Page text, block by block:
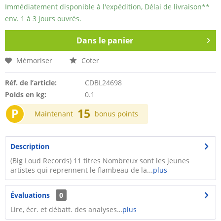
Immédiatement disponible à l'expédition, Délai de livraison**
env. 1 à 3 jours ouvrés.
Dans le panier
Mémoriser Coter
Réf. de l’article:
CDBL24698
Poids en kg:
0.1
P Maintenant 15 bonus points
Description
(Big Loud Records) 11 titres Nombreux sont les jeunes
artistes qui reprennent le flambeau de la...plus
Évaluations
0
Lire, écr. et débatt. des analyses…plus